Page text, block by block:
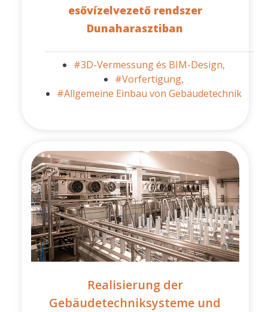
esővízelvezető rendszer
Dunaharasztiban
#3D-Vermessung és BIM-Design,
#Vorfertigung,
#Allgemeine Einbau von Gebäudetechnik
Realisierung der
Gebäudetechniksysteme und